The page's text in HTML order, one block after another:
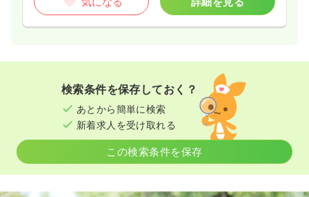
検索条件を保存しておく？
あとから簡単に検索
新着求人を受け取れる
この検索条件を保存